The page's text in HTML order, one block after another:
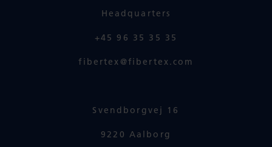
Headquarters
+45 96 35 35 35
fibertex@fibertex.com
Svendborgvej 16
9220 Aalborg